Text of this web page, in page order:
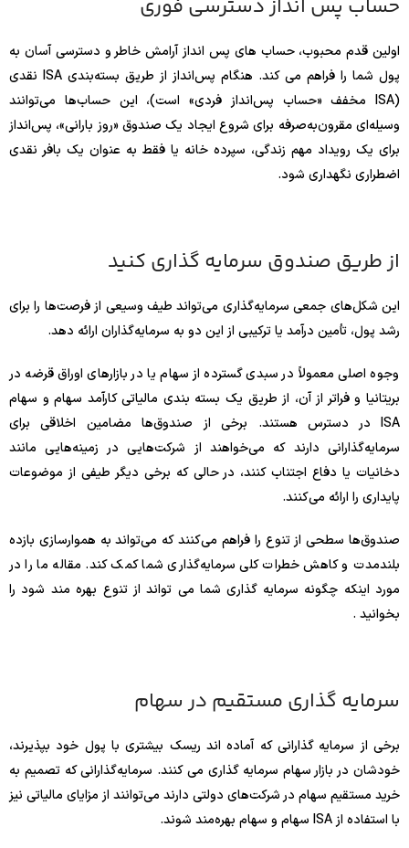
حساب پس انداز دسترسی فوری
اولین قدم محبوب، حساب های پس انداز آرامش خاطر و دسترسی آسان به
پول شما را فراهم می کند. هنگام پس‌انداز از طریق بسته‌بندی ISA نقدی
(ISA مخفف «حساب پس‌انداز فردی» است)، این حساب‌ها می‌توانند
وسیله‌ای مقرون‌به‌صرفه برای شروع ایجاد یک صندوق «روز بارانی»، پس‌انداز
برای یک رویداد مهم زندگی، سپرده خانه یا فقط به عنوان یک بافر نقدی
اضطراری نگهداری شود.
از طریق صندوق سرمایه گذاری کنید
این شکل‌های جمعی سرمایه‌گذاری می‌تواند طیف وسیعی از فرصت‌ها را برای
رشد پول، تأمین درآمد یا ترکیبی از این دو به سرمایه‌گذاران ارائه دهد.
وجوه اصلی معمولاً در سبدی گسترده از سهام یا در بازارهای اوراق قرضه در
بریتانیا و فراتر از آن، از طریق یک بسته بندی مالیاتی کارآمد سهام و سهام
ISA در دسترس هستند. برخی از صندوق‌ها مضامین اخلاقی برای
سرمایه‌گذارانی دارند که می‌خواهند از شرکت‌هایی در زمینه‌هایی مانند
دخانیات یا دفاع اجتناب کنند، در حالی که برخی دیگر طیفی از موضوعات
پایداری را ارائه می‌کنند.
صندوق‌ها سطحی از تنوع را فراهم می‌کنند که می‌تواند به هموارسازی بازده
بلندمدت و کاهش خطرات کلی سرمایه‌گذاری شما کمک کند. مقاله ما را در
مورد اینکه چگونه سرمایه گذاری شما می تواند از تنوع بهره مند شود را
بخوانید .
سرمایه گذاری مستقیم در سهام
برخی از سرمایه گذارانی که آماده اند ریسک بیشتری با پول خود بپذیرند،
خودشان در بازار سهام سرمایه گذاری می کنند. سرمایه‌گذارانی که تصمیم به
خرید مستقیم سهام در شرکت‌های دولتی دارند می‌توانند از مزایای مالیاتی نیز
با استفاده از ISA سهام و سهام بهره‌مند شوند.